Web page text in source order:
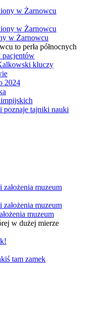
w Żarnowcu
to perła północnych
pacjentów
kluczy
2024
poznaje tajniki nauki
muzeum
w dużej mierze
tam zamek